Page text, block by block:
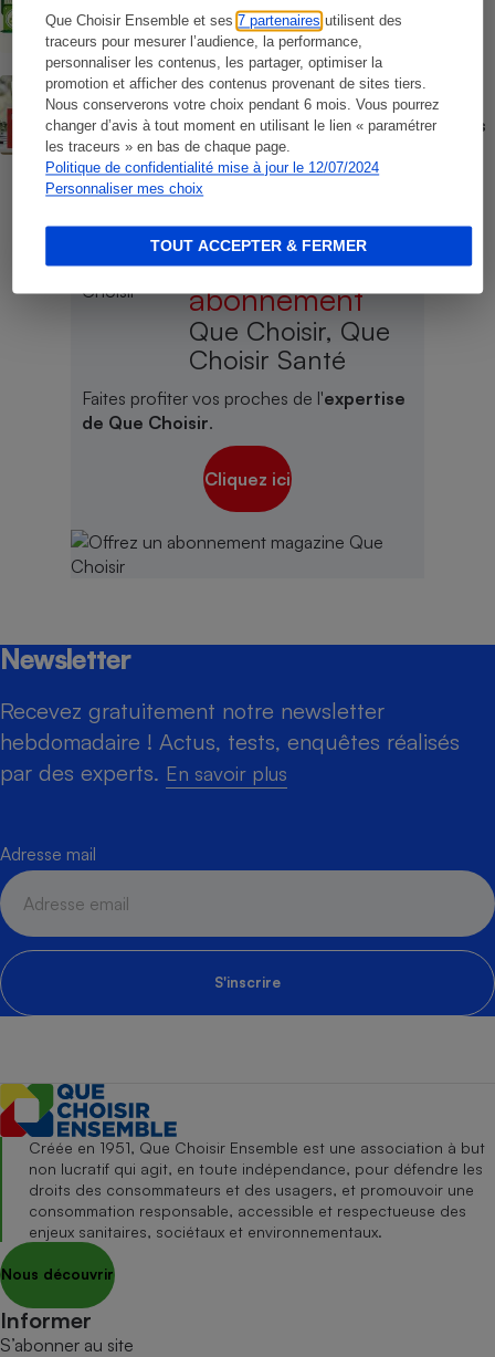
Que Choisir Ensemble et ses7 partenaires utilisent des
traceurs pour mesurer l’audience, la performance,
personnaliser les contenus, les partager, optimiser la
promotion et afficher des contenus provenant de sites tiers.
Nous conserverons votre choix pendant 6 mois. Vous pourrez
changer d’avis à tout moment en utilisant le lien « paramétrer
les traceurs » en bas de chaque page.
Politique de confidentialité mise à jour le 12/07/2024
Personnaliser mes choix
TOUT ACCEPTER & FERMER
Produits neutres en carbone - Bientôt la
fin d’une fausse promesse
ENQUÊTE
Cahiers, copies, papier : que valent les
labels environnementaux des fournitures
scolaires ?
Offrez un
abonnement
Que Choisir, Que
Choisir Santé
Faites profiter vos proches de l'expertise
de Que Choisir.
Cliquez ici
Newsletter
Recevez gratuitement notre newsletter
hebdomadaire ! Actus, tests, enquêtes réalisés
par des experts. En savoir plus
Adresse mail
S'inscrire
Créée en 1951, Que Choisir Ensemble est une association à but
non lucratif qui agit, en toute indépendance, pour défendre les
droits des consommateurs et des usagers, et promouvoir une
consommation responsable, accessible et respectueuse des
enjeux sanitaires, sociétaux et environnementaux.
Nous découvrir
Informer
S’abonner au site